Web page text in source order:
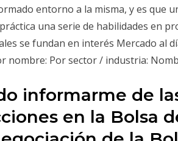
entorno a la misma, y es que
una serie de habilidades en
se fundan en interés Mercado al
nombre: Por sector / industria:
informarme de
en la Bolsa